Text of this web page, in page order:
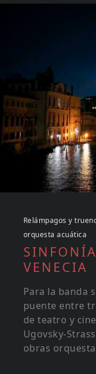
Relámpagos y
orquesta acuática
VENECIA
Para la banda
puente entre
de teatro y
Ugovsky-
obras